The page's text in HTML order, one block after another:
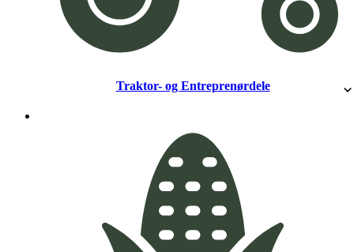
Traktor- og Entreprenørdele